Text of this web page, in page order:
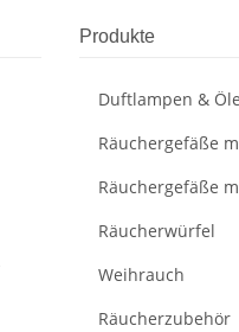
Produkte
Duftlampen & Öle
Räuchergefäße
Räuchergefäße
Räucherwürfel
Weihrauch
Räucherzubehör